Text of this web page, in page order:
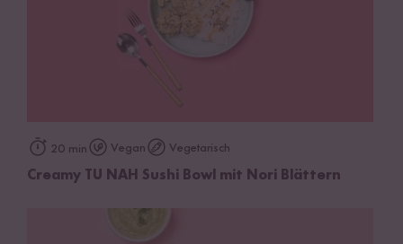
20 min Vegan Vegetarisch
Creamy TU NAH Sushi Bowl mit Nori Blättern